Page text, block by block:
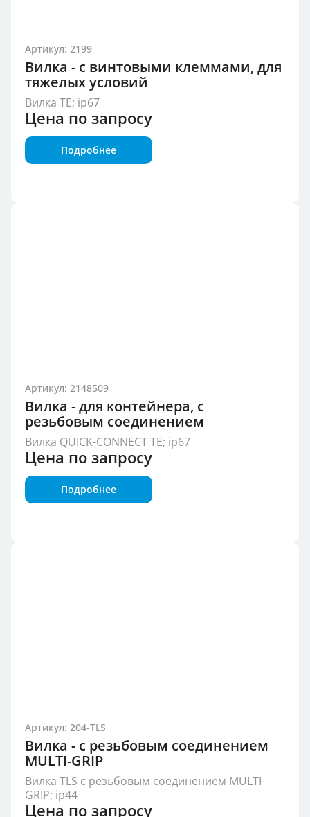
Артикул: 2199
Вилка - с винтовыми клеммами, для
тяжелых условий
Вилка TE; ip67
Цена по запросу
Подробнее
Артикул: 2148509
Вилка - для контейнера, с
резьбовым соединением
Вилка QUICK-CONNECT TE; ip67
Цена по запросу
Подробнее
Артикул: 204-TLS
Вилка - с резьбовым соединением
MULTI-GRIP
Вилка TLS с резьбовым соединением MULTI-
GRIP; ip44
Цена по запросу